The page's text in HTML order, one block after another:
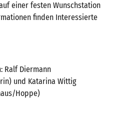
einer festen Wunschstation
finden Interessierte
Ralf Diermann
und Katarina Wittig
Hoppe)